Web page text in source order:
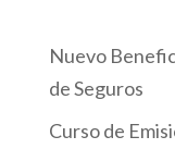
Nuevo
de Seguros
Curso de